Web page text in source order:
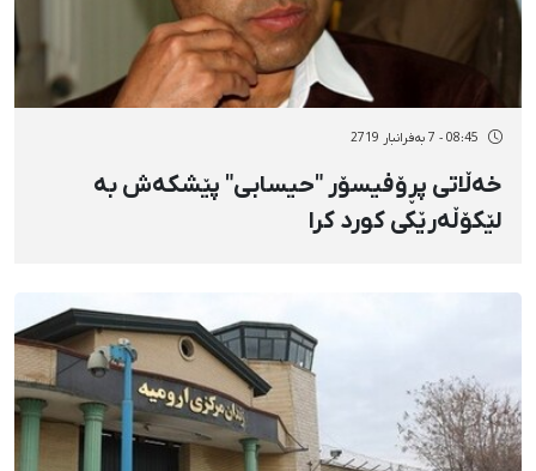
08:45 - 7 بەفرانبار 2719
خەڵاتی پڕۆفیسۆر "حیسابی" پێشکەش بە
لێکۆڵەرێکی کورد کرا